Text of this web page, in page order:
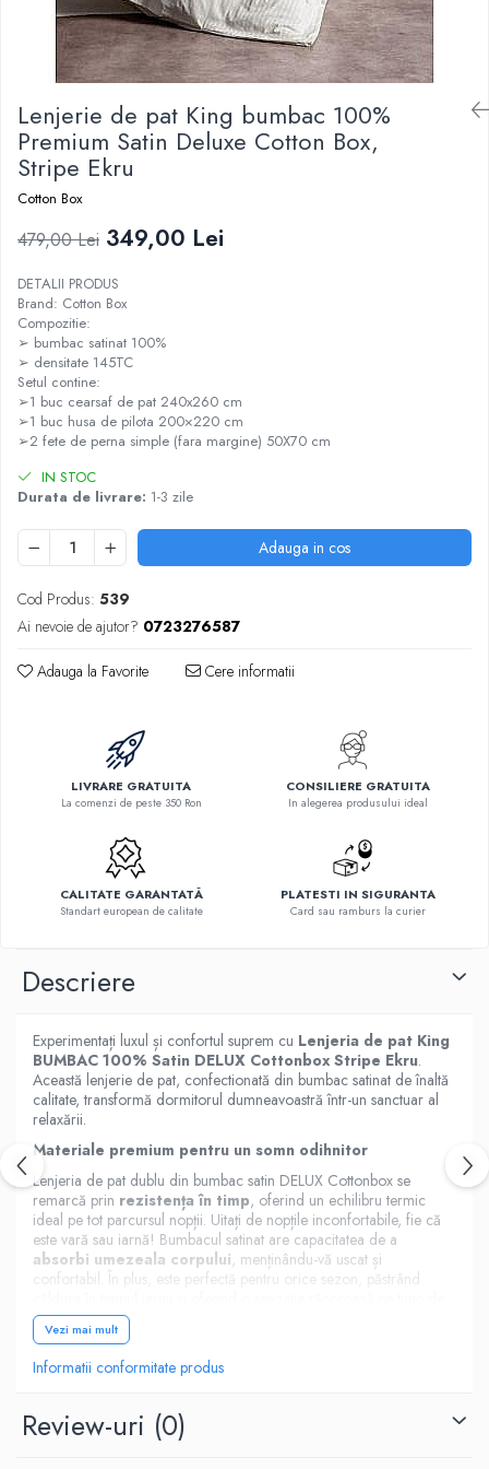
Lenjerie de pat King bumbac 100%
Premium Satin Deluxe Cotton Box,
Stripe Ekru
Cotton Box
479,00 Lei 349,00 Lei
DETALII PRODUS
Brand: Cotton Box
Compozitie:
➢ bumbac satinat 100%
➢ densitate 145TC
Setul contine:
➢1 buc cearsaf de pat 240x260 cm
➢1 buc husa de pilota 200×220 cm
➢2 fete de perna simple (fara margine) 50X70 cm
IN STOC
Durata de livrare: 1-3 zile
Adauga in cos
Cod Produs: 539
Ai nevoie de ajutor? 0723276587
Adauga la Favorite Cere informatii
LIVRARE GRATUITA
La comenzi de peste 350 Ron
CONSILIERE GRATUITA
In alegerea produsului ideal
CALITATE GARANTATĂ
Standart european de calitate
PLATESTI IN SIGURANTA
Card sau ramburs la curier
Descriere
Experimentați luxul și confortul suprem cu Lenjeria de pat King
BUMBAC 100% Satin DELUX Cottonbox Stripe Ekru.
Această lenjerie de pat, confectionată din bumbac satinat de înaltă
calitate, transformă dormitorul dumneavoastră într-un sanctuar al
relaxării.
Materiale premium pentru un somn odihnitor
Lenjeria de pat dublu din bumbac satin DELUX Cottonbox se
remarcă prin rezistența în timp, oferind un echilibru termic
ideal pe tot parcursul nopții. Uitați de nopțile inconfortabile, fie că
este vară sau iarnă! Bumbacul satinat are capacitatea de a
absorbi umezeala corpului, menținându-vă uscat și
confortabil. În plus, este perfectă pentru orice sezon, păstrând
vară.
Calitate superioară a țesăturii și a imprimării
Țesătura fină este realizată din
delicată la atingere. Imprimeurile elegante sunt realizate cu
tehnologie de printare de ultimă generație
Vezi mai mult
Informatii conformitate produs
Review-uri (0)